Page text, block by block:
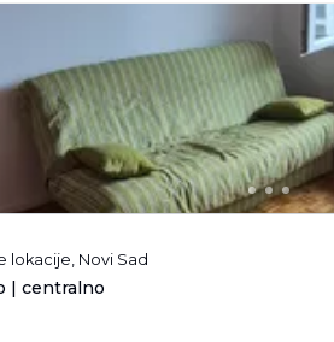
lokacije, Novi Sad
| centralno